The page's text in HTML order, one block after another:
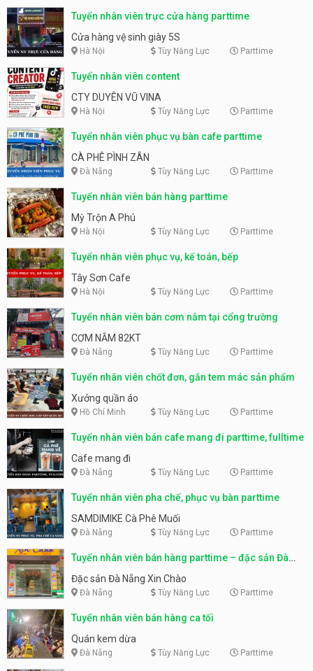
Tuyển nhân viên trực cửa hàng parttime
Cửa hàng vệ sinh giày 5S
Hà Nội Tùy Năng Lực Parttime
Tuyển nhân viên content
CTY DUYÊN VŨ VINA
Hà Nội Tùy Năng Lực Parttime
Tuyển nhân viên phục vụ bàn cafe parttime
CÀ PHÊ PÌNH ZÂN
Đà Nẵng Tùy Năng Lực Parttime
Tuyển nhân viên bán hàng parttime
Mỳ Trộn A Phú
Hà Nội Tùy Năng Lực Parttime
Tuyển nhân viên phục vụ, kế toán, bếp
Tây Sơn Cafe
Hà Nội Tùy Năng Lực Parttime
Tuyển nhân viên bán cơm nắm tại cổng trường
CƠM NẮM 82KT
Đà Nẵng Tùy Năng Lực Parttime
Tuyển nhân viên chốt đơn, gắn tem mác sản phẩm
Xưởng quần áo
Hồ Chí Minh Tùy Năng Lực Parttime
Tuyển nhân viên bán cafe mang đi parttime, fulltime
Cafe mang đi
Đà Nẵng Tùy Năng Lực Parttime
Tuyển nhân viên pha chế, phục vụ bàn parttime
SAMDIMIKE Cà Phê Muối
Đà Nẵng Tùy Năng Lực Parttime
Tuyển nhân viên bán hàng parttime – đặc sản Đà
Nẵng
Đặc sản Đà Nẵng Xin Chào
Đà Nẵng Tùy Năng Lực Parttime
Tuyển nhân viên bán hàng ca tối
Quán kem dừa
Đà Nẵng Tùy Năng Lực Parttime